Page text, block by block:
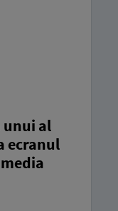
unui al
ecranul